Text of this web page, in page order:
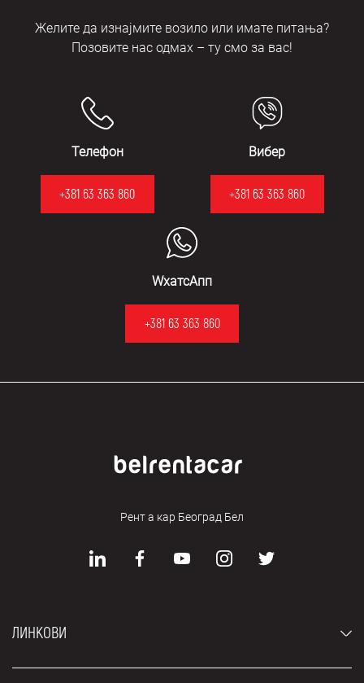
Желите да изнајмите возило или имате питања?
Позовите нас одмах – ту смо за вас!
Телефон
+381 63 363 860
Вибер
+381 63 363 860
WхатсАпп
+381 63 363 860
Рент а кар Београд Бел
ЛИНКОВИ